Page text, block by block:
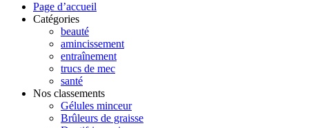
Page d’accueil
Catégories
beauté
amincissement
entraînement
trucs de mec
santé
Nos classements
Gélules minceur
Brûleurs de graisse